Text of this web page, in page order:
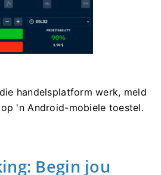
handelsplatform werk, meld
'n Android-mobiele toestel.
Begin jou